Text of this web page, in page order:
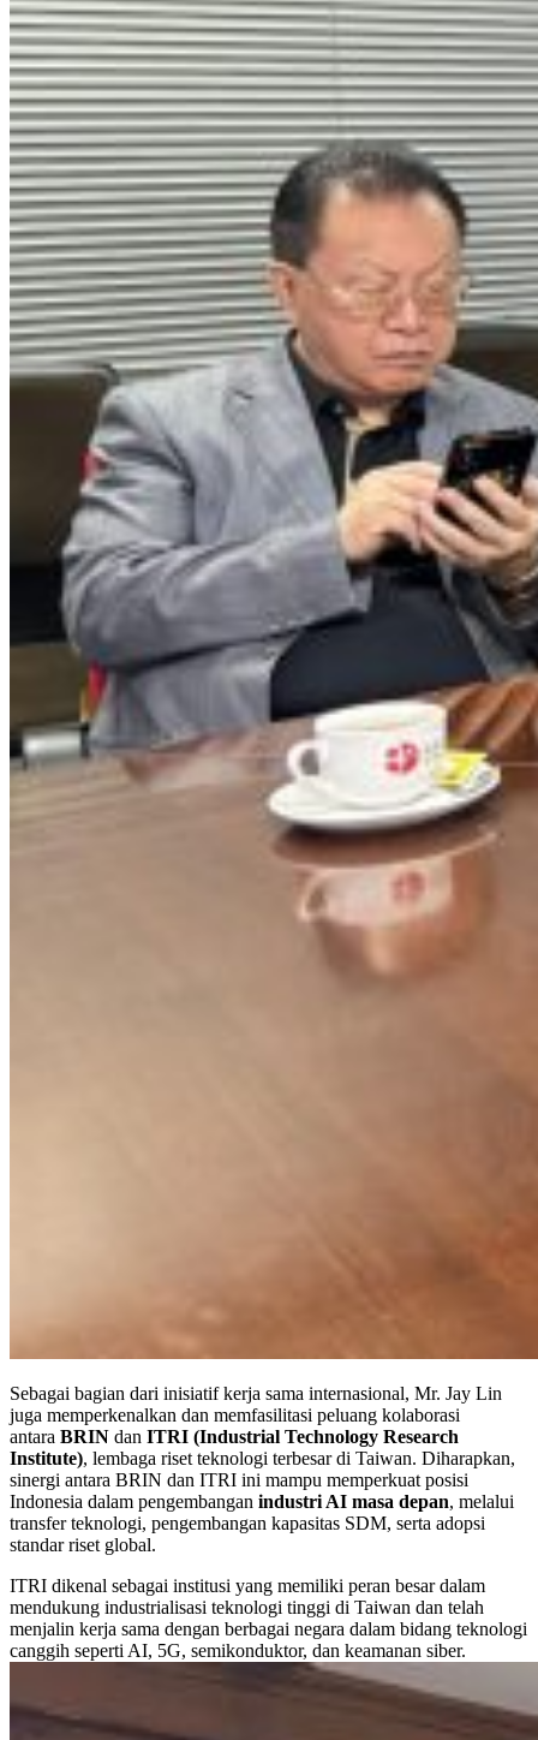
Sebagai bagian dari inisiatif kerja sama internasional, Mr. Jay Lin
juga memperkenalkan dan memfasilitasi peluang kolaborasi
antara BRIN dan ITRI (Industrial Technology Research
Institute), lembaga riset teknologi terbesar di Taiwan. Diharapkan,
sinergi antara BRIN dan ITRI ini mampu memperkuat posisi
Indonesia dalam pengembangan industri AI masa depan, melalui
transfer teknologi, pengembangan kapasitas SDM, serta adopsi
standar riset global.
ITRI dikenal sebagai institusi yang memiliki peran besar dalam
mendukung industrialisasi teknologi tinggi di Taiwan dan telah
menjalin kerja sama dengan berbagai negara dalam bidang teknologi
canggih seperti AI, 5G, semikonduktor, dan keamanan siber.